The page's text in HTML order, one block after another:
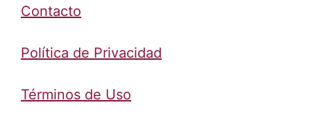
Contacto
Política de Privacidad
Términos de Uso